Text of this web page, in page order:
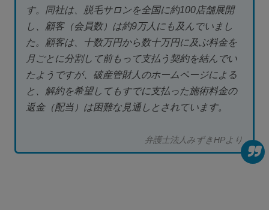
す。同社は、脱毛サロンを全国に約100店舗展開
し、顧客（会員数）は約9万人にも及んでいまし
た。顧客は、十数万円から数十万円に及ぶ料金を
月ごとに分割して前もって支払う契約を結んでい
たようですが、破産管財人のホームページによる
と、解約を希望してもすでに支払った施術料金の
返金（配当）は困難な見通しとされています。
弁護士法人みずきHPより